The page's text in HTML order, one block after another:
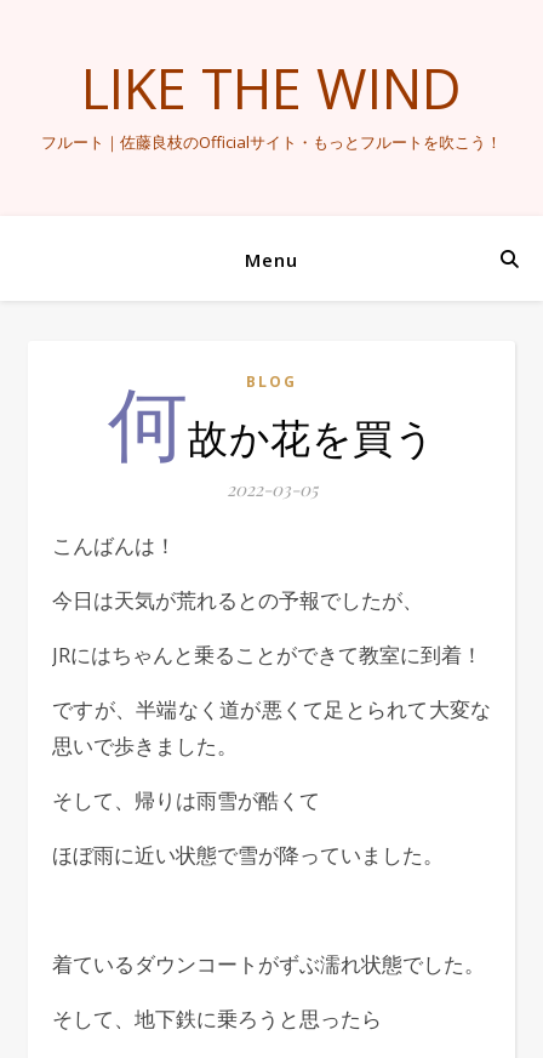
LIKE THE WIND
フルート｜佐藤良枝のOfficialサイト・もっとフルートを吹こう！
Menu
BLOG
何故か花を買う
2022-03-05
こんばんは！
今日は天気が荒れるとの予報でしたが、
JRにはちゃんと乗ることができて教室に到着！
ですが、半端なく道が悪くて足とられて大変な
思いで歩きました。
そして、帰りは雨雪が酷くて
ほぼ雨に近い状態で雪が降っていました。
着ているダウンコートがずぶ濡れ状態でした。
そして、地下鉄に乗ろうと思ったら